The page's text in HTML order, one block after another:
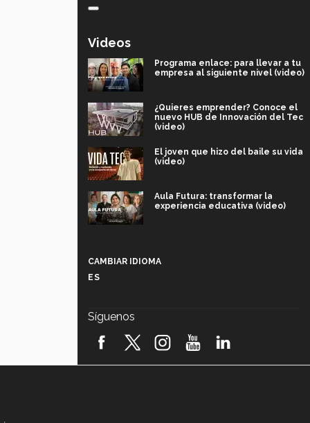
Videos
Programa enlace: para llevar a tu
empresa al siguiente nivel (video)
¿Quieres emprender? Conoce el
nuevo HUB de Innovación del Tec
(video)
El joven que hizo del baile su vida
(video)
Aula Futura: transformar la
experiencia educativa (video)
robótica FIRST 2026! (video)
CAMBIAR IDIOMA
ES
Síguenos